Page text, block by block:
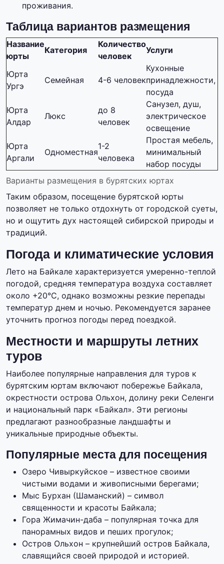
проживания.
Таблица вариантов размещения
Варианты размещения в бурятских юртах
Название
юрты
Категория
Количество
человек
Услуги
Юрта
Ургэ
Семейная 4-6 человек
Кухонные
принадлежности,
посуда
Юрта
Алдар
Люкс
до 8
человек
Санузел, душ,
электрическое
освещение
Юрта
Аргали
Одноместная
1-2
человека
Простая мебель,
минимальный
набор посуды
Таким образом, посещение бурятской юрты
позволяет не только отдохнуть от городской суеты,
но и ощутить дух настоящей сибирской природы и
традиций.
Погода и климатические условия
Лето на Байкале характеризуется умеренно-теплой
погодой, средняя температура воздуха составляет
около +20°C, однако возможны резкие перепады
температур днем и ночью. Рекомендуется заранее
уточнить прогноз погоды перед поездкой.
Местности и маршруты летних
туров
Наиболее популярные направления для туров к
бурятским юртам включают побережье Байкала,
окрестности острова Ольхон, долину реки Селенги
и национальный парк «Байкал». Эти регионы
предлагают разнообразные ландшафты и
уникальные природные объекты.
Популярные места для посещения
Озеро Чивыркуйское – известное своими
чистыми водами и живописными берегами;
Мыс Бурхан (Шаманский) – символ
священности и красоты Байкала;
Гора Жимачин-даба – популярная точка для
панорамных видов и пеших прогулок;
Остров Ольхон – крупнейший остров Байкала,
славящийся своей природой и историей.